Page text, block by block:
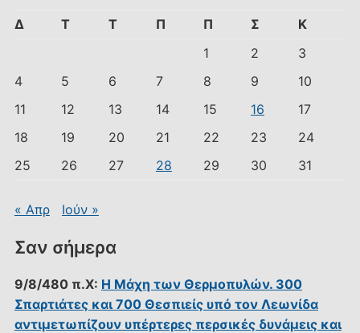
Δ Τ Τ Π Π Σ
Κ
1
2
3
4
5 6 7 8 9
10
11
12 13 14 15 16
17
18
19 20 21 22 23
24
25
26 27 28 29 30 31
« Απρ Ιούν »
Σαν σήμερα
9/8/480 π.Χ: Η Μάχη των Θερμοπυλών. 300
Σπαρτιάτες και 700 Θεσπιείς υπό τον Λεωνίδα
αντιμετωπίζουν υπέρτερες περσικές δυνάμεις και